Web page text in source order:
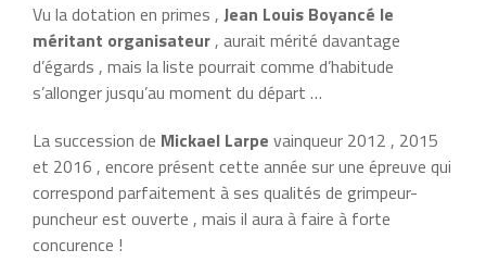
Vu la dotation en primes , Jean Louis Boyancé le
méritant organisateur, aurait mérité davantage
d’égards , mais la liste pourrait comme d’habitude
s’allonger jusqu’au moment du départ …
La succession de Mickael Larpe vainqueur 2012 , 2015
et 2016 , encore présent cette année sur une épreuve qui
correspond parfaitement à ses qualités de grimpeur-
puncheur est ouverte , mais il aura à faire à forte
concurence !